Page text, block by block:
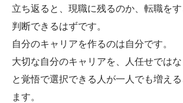
立ち返ると、現職に残るのか、転職を
判断できるはずです。
自分のキャリアを作るのは自分です。
大切な自分のキャリアを、人任せでは
と覚悟で選択できる人が一人でも増え
ます。